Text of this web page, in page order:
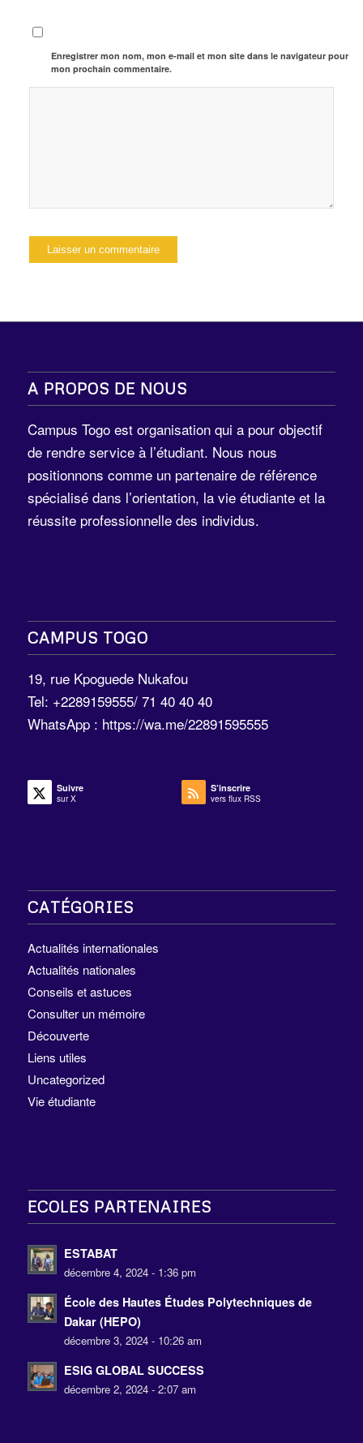
Enregistrer mon nom, mon e-mail et mon site dans le navigateur pour
mon prochain commentaire.
A PROPOS DE NOUS
Campus Togo est organisation qui a pour objectif
de rendre service à l’étudiant. Nous nous
positionnons comme un partenaire de référence
spécialisé dans l’orientation, la vie étudiante et la
réussite professionnelle des individus.
CAMPUS TOGO
19, rue Kpoguede Nukafou
Tel: +2289159555/ 71 40 40 40
WhatsApp : https://wa.me/22891595555
Suivre
sur X
S’inscrire
vers flux RSS
CATÉGORIES
Actualités internationales
Actualités nationales
Conseils et astuces
Consulter un mémoire
Découverte
Liens utiles
Uncategorized
Vie étudiante
ECOLES PARTENAIRES
ESTABAT
décembre 4, 2024 - 1:36 pm
École des Hautes Études Polytechniques de
Dakar (HEPO)
décembre 3, 2024 - 10:26 am
ESIG GLOBAL SUCCESS
décembre 2, 2024 - 2:07 am